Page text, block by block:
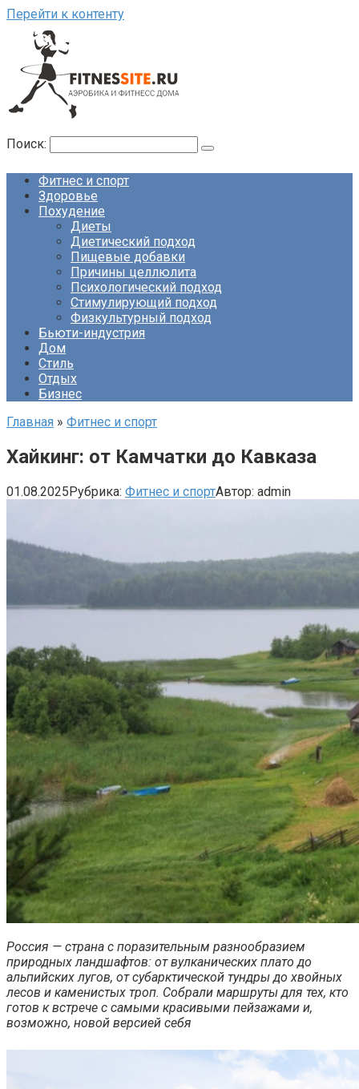
Перейти к контенту
Поиск:
Фитнес и спорт
Здоровье
Похудение
Диеты
Диетический подход
Пищевые добавки
Причины целлюлита
Психологический подход
Стимулирующий подход
Физкультурный подход
Бьюти-индустрия
Дом
Стиль
Отдых
Бизнес
Главная » Фитнес и спорт
Хайкинг: от Камчатки до Кавказа
01.08.2025Рубрика: Фитнес и спортАвтор: admin
Россия — страна с поразительным разнообразием
природных ландшафтов: от вулканических плато до
альпийских лугов, от субарктической тундры до хвойных
лесов и каменистых троп. Cобрали маршруты для тех, кто
готов к встрече с самыми красивыми пейзажами и,
возможно, новой версией себя